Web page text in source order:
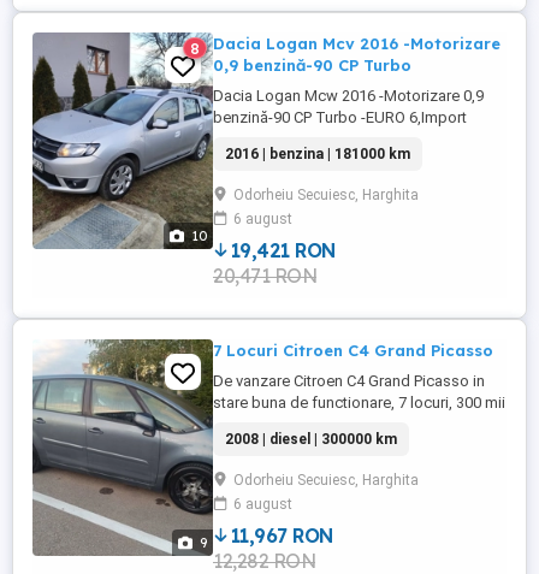
10
8
Dacia Logan Mcv 2016 -Motorizare
0,9 benzină-90 CP Turbo
Dacia Logan Mcw 2016 -Motorizare 0,9
benzină-90 CP Turbo -EURO 6,Import
cu istoric service -Lumini de
zi+Proiectoare ceață -Aer condiționat
Geamuri electrice față -Mod ECO -
Asistență la pornirea în rampă -Controlul
tracțiunii -Oglinzi exterioare electrice cu
încălzire ...
2016 | benzina | 181000 km
Odorheiu Secuiesc, Harghita
6 august
19,421 RON
20,471 RON
9
7 Locuri Citroen C4 Grand Picasso
De vanzare Citroen C4 Grand Picasso in
stare buna de functionare, 7 locuri, 300 mii
multe detalii scrieti
2008 | diesel | 300000 km
Odorheiu Secuiesc, Harghita
6 august
11,967 RON
12,282 RON